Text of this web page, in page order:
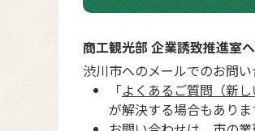
商工観光部 企業誘致推進室
渋川市へのメールでのお問
「よくあるご質問（新し
が解決する場合もありま